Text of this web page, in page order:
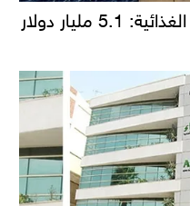
قفزة في صادرات الصناعات الغذائية: 5.1 مليار دولار